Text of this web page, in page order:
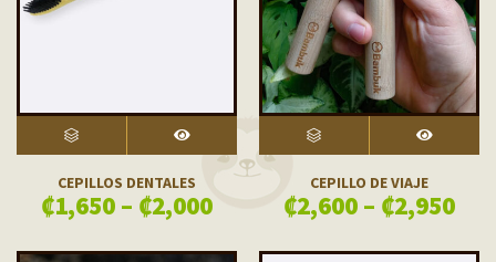
SELECT OPTIONS VISTA RÁPIDA
CEPILLOS DENTALES
₡1,650 – ₡2,000
SELECT OPTIONS VISTA RÁPIDA
CEPILLO DE VIAJE
₡2,600 – ₡2,950